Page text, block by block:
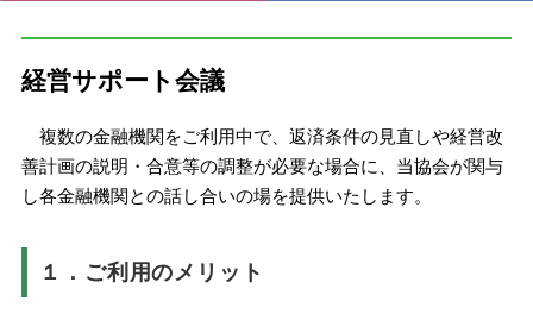
経営サポート会議
複数の金融機関をご利用中で、返済条件の見直しや経営改
善計画の説明・合意等の調整が必要な場合に、当協会が関与
し各金融機関との話し合いの場を提供いたします。
１．ご利用のメリット